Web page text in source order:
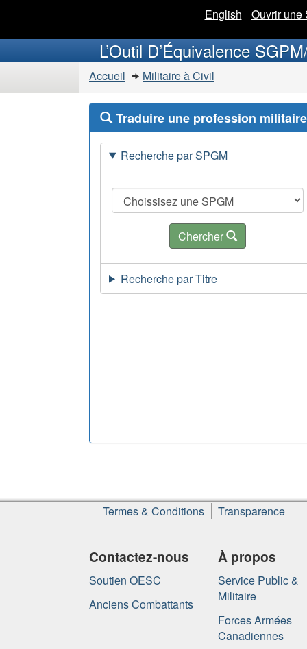
English Ouvrir une
L’Outil D’Équivalence
Accueil Militaire à Civil
Traduire une profession militaire
Recherche par SPGM
Chercher
Recherche par Titre
Termes & Conditions Transparence
Contactez-nous
Soutien OESC
Anciens Combattants
À propos
Service Public &
Militaire
Forces Armées
Canadiennes